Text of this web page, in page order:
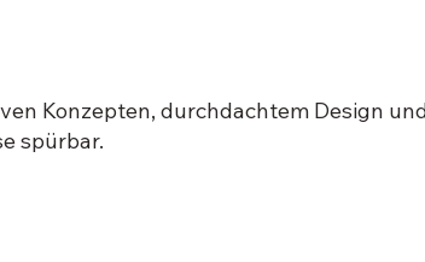
Konzepten, durchdachtem Design
spürbar.